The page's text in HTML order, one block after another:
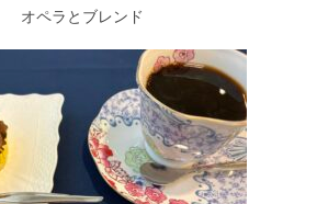
オペラとブレンド